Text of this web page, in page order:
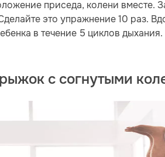
приседа, колени вместе.
это упражнение 10 раз.
в течение 5 циклов дыхания.
с согнутыми